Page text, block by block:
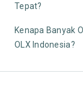
Tepat?
Kenapa Banyak
OLX Indonesia?